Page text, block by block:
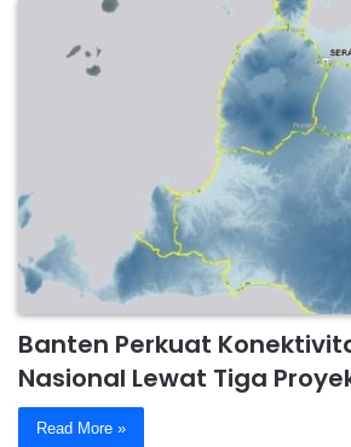
Banten Perkuat
Nasional Lewat Tiga
Read More »